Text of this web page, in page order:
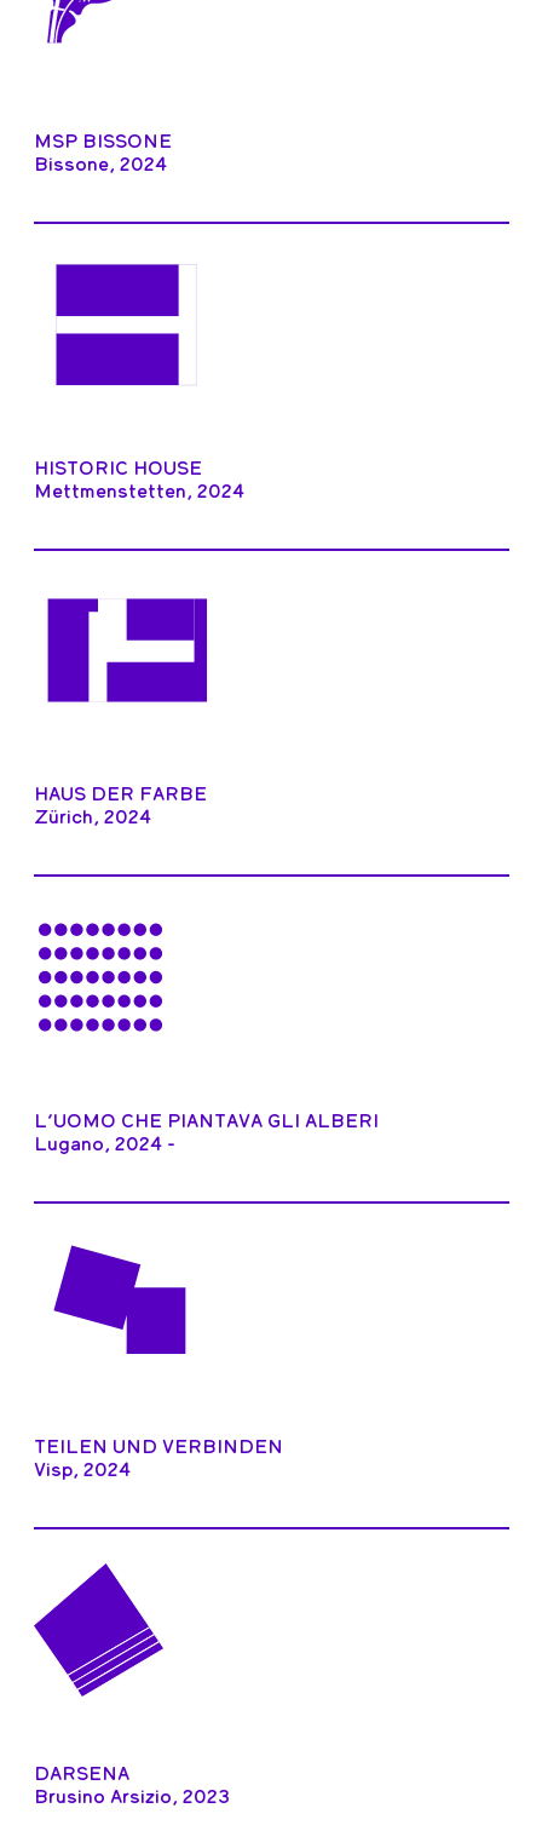
MSP BISSONE
Bissone, 2024
HISTORIC HOUSE
Mettmenstetten, 2024
HAUS DER FARBE
Zürich, 2024
L’UOMO CHE PIANTAVA GLI ALBERI
Lugano, 2024 -
TEILEN UND VERBINDEN
Visp, 2024
DARSENA
Brusino Arsizio, 2023